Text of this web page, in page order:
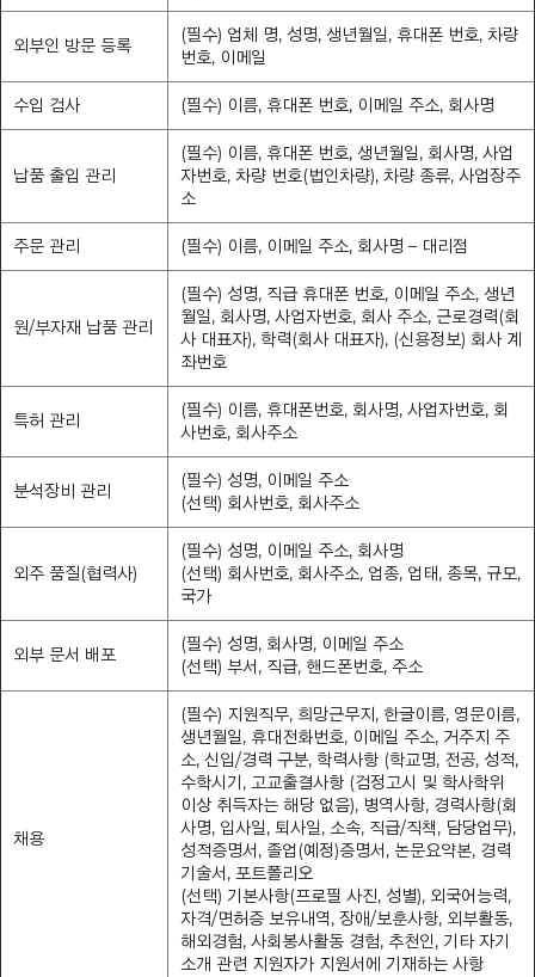
외부인 방문 등록
(필수) 업체 명, 성명, 생년월일, 휴대폰 번호, 차량
번호, 이메일
수입 검사 (필수) 이름, 휴대폰 번호, 이메일 주소, 회사명
납품 출입 관리
(필수) 이름, 휴대폰 번호, 생년월일, 회사명, 사업
자번호, 차량 번호(법인차량), 차량 종류, 사업장주
소
주문 관리 (필수) 이름, 이메일 주소, 회사명 – 대리점
원/부자재 납품 관리
(필수) 성명, 직급 휴대폰 번호, 이메일 주소, 생년
월일, 회사명, 사업자번호, 회사 주소, 근로경력(회
사 대표자), 학력(회사 대표자), (신용정보) 회사 계
좌번호
특허 관리
(필수) 이름, 휴대폰번호, 회사명, 사업자번호, 회
사번호, 회사주소
분석장비 관리
(필수) 성명, 이메일 주소
(선택) 회사번호, 회사주소
외주 품질(협력사)
(필수) 성명, 이메일 주소, 회사명
(선택) 회사번호, 회사주소, 업종, 업태, 종목, 규모,
국가
외부 문서 배포
(필수) 성명, 회사명, 이메일 주소
(선택) 부서, 직급, 핸드폰번호, 주소
채용
(필수) 지원직무, 희망근무지, 한글이름, 영문이름,
생년월일, 휴대전화번호, 이메일 주소, 거주지 주
소, 신입/경력 구분, 학력사항 (학교명, 전공, 성적,
수학시기, 고교출결사항 (검정고시 및 학사학위
이상 취득자는 해당 없음), 병역사항, 경력사항(회
사명, 입사일, 퇴사일, 소속, 직급/직책, 담당업무),
성적증명서, 졸업(예정)증명서, 논문요약본, 경력
기술서, 포트폴리오
(선택) 기본사항(프로필 사진, 성별), 외국어능력,
자격/면허증 보유내역, 장애/보훈사항, 외부활동,
해외경험, 사회봉사활동 경험, 추천인, 기타 자기
소개 관련 지원자가 지원서에 기재하는 사항